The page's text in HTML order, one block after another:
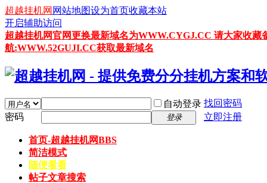
超越挂机网 网站地图设为首页收藏本站
开启辅助访问
超越挂机网官网更换最新域名为WWW.CYGJ.CC 请大家收
航:WWW.52GUJI.CC获取最新域名
自动登录 找回密码
密码
登录 立即注册
首页-超越挂机网BBS
简洁模式
随便看看
帖子文章搜索